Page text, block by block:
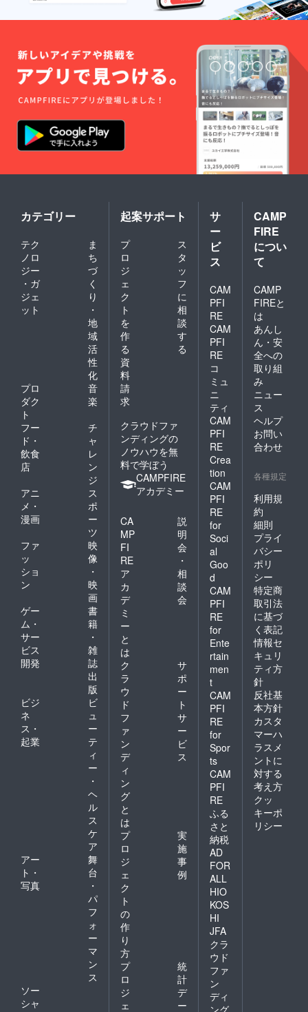
カテゴリー
テク
ノロ
ジー
・ガ
ジェ
ット
ま
ち
づ
く
り
・
地
域
活
性
化
プロ
ダク
ト
音
楽
フー
ド・
飲食
店
チ
ャ
レ
ン
ジ
アニ
メ・
漫画
ス
ポ
ー
ツ
ファ
ッ
ショ
ン
映
像
・
映
画
ゲー
ム・
サー
ビス
開発
書
籍
・
雑
誌
出
版
ビジ
ネ
ス・
起業
ビ
ュ
ー
テ
ィ
ー
・
ヘ
ル
ス
ケ
ア
アー
ト・
写真
舞
台
・
パ
フ
ォ
ー
マ
ン
ス
ソー
シャ
起案サポート
プ
ロ
ジ
ェ
ク
ト
を
作
る
ス
タ
ッ
フ
に
相
談
す
る
資
料
請
求
クラウドファ
ンディングの
ノウハウを無
料で学ぼう
CAMPFIRE
アカデミー
CA
MP
FI
RE
ア
カ
デ
ミ
ー
と
は
説
明
会
・
相
談
会
ク
ラ
ウ
ド
フ
ァ
ン
デ
ィ
ン
グ
と
は
サ
ポ
ー
ト
サ
ー
ビ
ス
プ
ロ
ジ
ェ
ク
ト
の
作
り
方
実
施
事
例
プ
ロ
ジ
ェ
統
計
デ
ー
サ
ー
ビ
ス
CAM
PFI
RE
CAM
PFI
RE
コ
ミュ
ニ
ティ
CAM
PFI
RE
Crea
tion
CAM
PFI
RE
for
Soci
al
Goo
d
CAM
PFI
RE
for
Ente
rtain
men
t
CAM
PFI
RE
for
Spor
ts
CAM
PFI
RE
ふる
さと
納税
AD
FOR
ALL
HIO
KOS
HI
JFA
クラ
ウド
ファ
ン
ディ
CAMP
FIRE
につい
て
CAMP
FIREと
は
あんし
ん・安
全への
取り組
み
ニュー
ス
ヘルプ
お問い
合わせ
各種規定
利用規
約
細則
プライ
バシー
ポリ
シー
特定商
取引法
に基づ
く表記
情報セ
キュリ
ティ方
針
反社基
本方針
カスタ
マーハ
ラスメ
ントに
対する
考え方
クッ
キーポ
リシー